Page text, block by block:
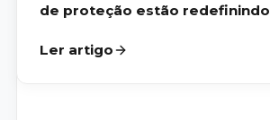
de proteção estão redefinindo
Ler artigo